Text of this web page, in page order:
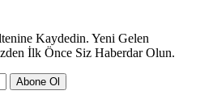
Kaydedin. Yeni Gelen
İlk Önce Siz Haberdar Olun.
Abone Ol